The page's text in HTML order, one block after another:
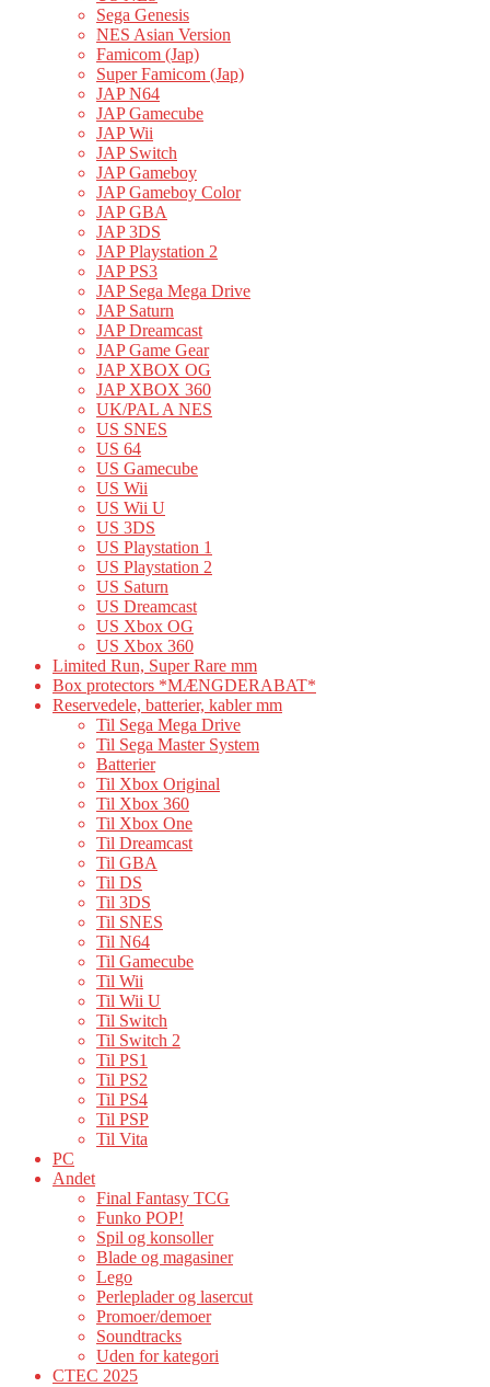
Sega Genesis
NES Asian Version
Famicom (Jap)
Super Famicom (Jap)
JAP N64
JAP Gamecube
JAP Wii
JAP Switch
JAP Gameboy
JAP Gameboy Color
JAP GBA
JAP 3DS
JAP Playstation 2
JAP PS3
JAP Sega Mega Drive
JAP Saturn
JAP Dreamcast
JAP Game Gear
JAP XBOX OG
JAP XBOX 360
UK/PAL A NES
US SNES
US 64
US Gamecube
US Wii
US Wii U
US 3DS
US Playstation 1
US Playstation 2
US Saturn
US Dreamcast
US Xbox OG
US Xbox 360
Limited Run, Super Rare mm
Box protectors *MÆNGDERABAT*
Reservedele, batterier, kabler mm
Til Sega Mega Drive
Til Sega Master System
Batterier
Til Xbox Original
Til Xbox 360
Til Xbox One
Til Dreamcast
Til GBA
Til DS
Til 3DS
Til SNES
Til N64
Til Gamecube
Til Wii
Til Wii U
Til Switch
Til Switch 2
Til PS1
Til PS2
Til PS4
Til PSP
Til Vita
PC
Andet
Final Fantasy TCG
Funko POP!
Spil og konsoller
Blade og magasiner
Lego
Perleplader og lasercut
Promoer/demoer
Soundtracks
Uden for kategori
CTEC 2025